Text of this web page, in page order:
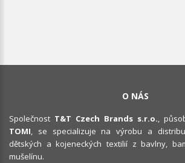
O NÁS
Společnost T&T Czech Brands s.r.o.,
TOMI, se specializuje na výrobu a
dětských a kojeneckých textilií z bavlny,
mušelínu.